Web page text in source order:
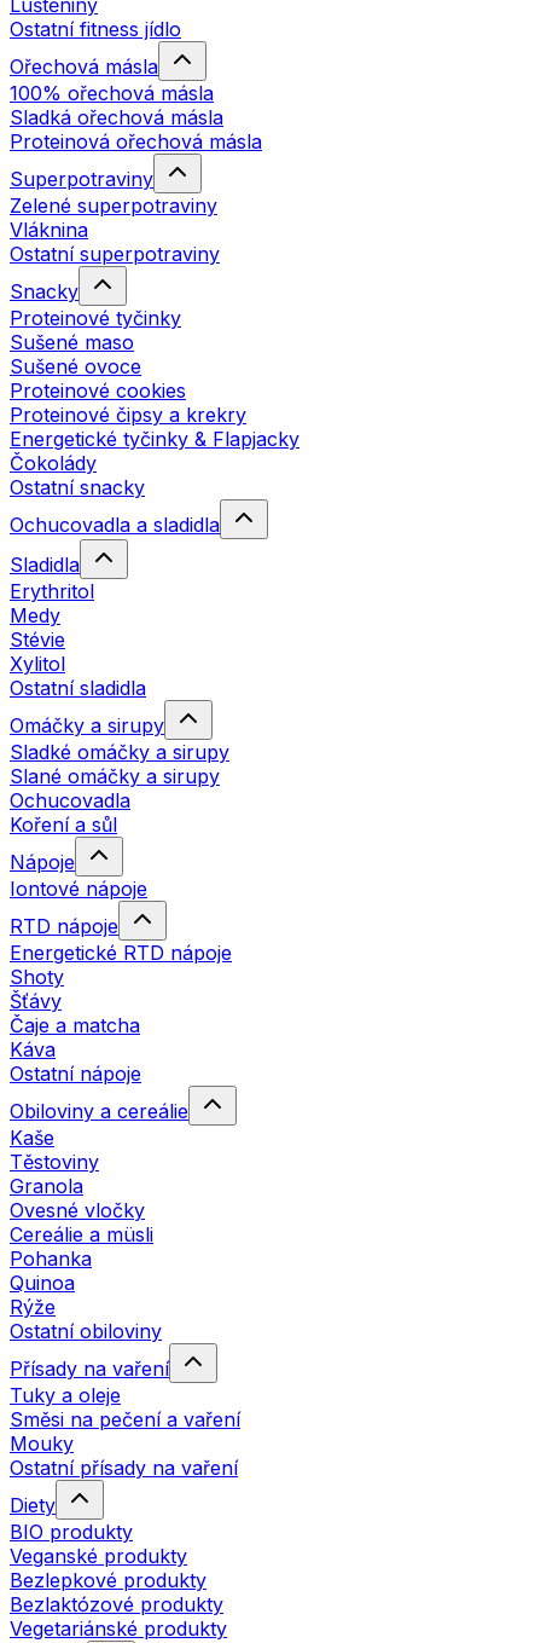
Luštěniny
Ostatní fitness jídlo
Ořechová másla
100% ořechová másla
Sladká ořechová másla
Proteinová ořechová másla
Superpotraviny
Zelené superpotraviny
Vláknina
Ostatní superpotraviny
Snacky
Proteinové tyčinky
Sušené maso
Sušené ovoce
Proteinové cookies
Proteinové čipsy a krekry
Energetické tyčinky & Flapjacky
Čokolády
Ostatní snacky
Ochucovadla a sladidla
Sladidla
Erythritol
Medy
Stévie
Xylitol
Ostatní sladidla
Omáčky a sirupy
Sladké omáčky a sirupy
Slané omáčky a sirupy
Ochucovadla
Koření a sůl
Nápoje
Iontové nápoje
RTD nápoje
Energetické RTD nápoje
Shoty
Šťávy
Čaje a matcha
Káva
Ostatní nápoje
Obiloviny a cereálie
Kaše
Těstoviny
Granola
Ovesné vločky
Cereálie a müsli
Pohanka
Quinoa
Rýže
Ostatní obiloviny
Přísady na vaření
Tuky a oleje
Směsi na pečení a vaření
Mouky
Ostatní přísady na vaření
Diety
BIO produkty
Veganské produkty
Bezlepkové produkty
Bezlaktózové produkty
Vegetariánské produkty